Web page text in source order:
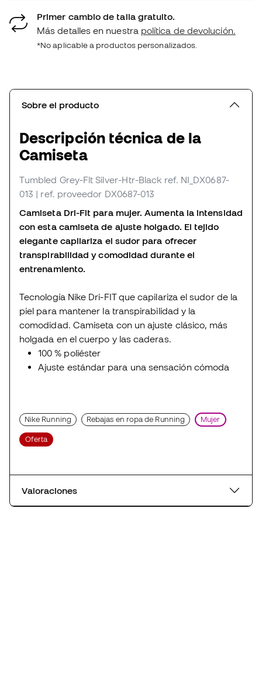
Primer cambio de talla gratuito.
Más detalles en nuestra política de devolución.
*No aplicable a productos personalizados.
Sobre el producto
Descripción técnica de la
Camiseta
Tumbled Grey-Flt Silver-Htr-Black ref. NI_DX0687-
013 | ref. proveedor DX0687-013
Camiseta Dri-Fit para mujer. Aumenta la intensidad
con esta camiseta de ajuste holgado. El tejido
elegante capilariza el sudor para ofrecer
transpirabilidad y comodidad durante el
entrenamiento.
Tecnología Nike Dri-FIT que capilariza el sudor de la
piel para mantener la transpirabilidad y la
comodidad. Camiseta con un ajuste clásico, más
holgada en el cuerpo y las caderas.
100 % poliéster
Ajuste estándar para una sensación cómoda
Nike Running Rebajas en ropa de Running Mujer
Oferta
Valoraciones